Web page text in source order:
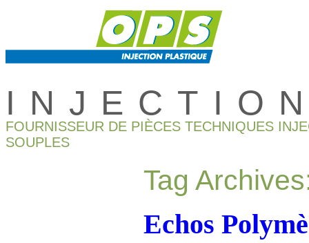
FOURNISSEUR DE PIÈCES TECHNIQUES
SOUPLES
Tag
Echos